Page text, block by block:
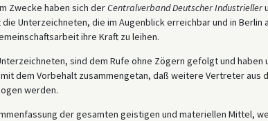
Zwecke haben sich derCentralverband Deutscher Industrieller
die Unterzeichneten, die im Augenblick erreichbar und in
ihre Kraft zu leihen.
sind dem Rufe ohne Zögern gefolgt und haben
dem Vorbehalt zusammengetan, daß weitere Vertreter aus
werden.
der gesamten geistigen und materiellen Mittel,